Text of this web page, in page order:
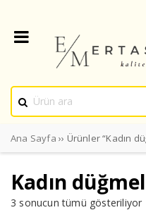
Ana Sayfa ›› Ürünler “Kadın
Kadın
3 sonucun tümü gösteriliyor